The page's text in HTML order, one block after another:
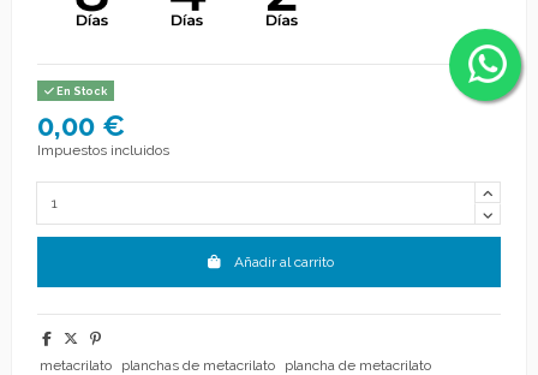
En Stock
0,00 €
Impuestos incluidos
Añadir al carrito
metacrilato planchas de metacrilato plancha de metacrilato